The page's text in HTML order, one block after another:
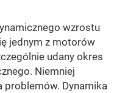
wzrostu
jednym z motorów
udany okres
Niemniej
Dynamika